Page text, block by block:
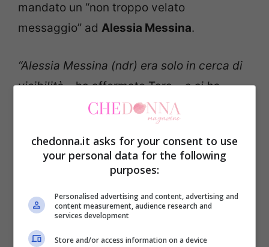
mandato un “non troppo velato
messaggio” ad Alessia Messina.
“Alessia Messina (ndr) era solo in cerca di
visibilità– ha affermato Tara –e ci ha
usato per averla. Ci sono state donne che
hanno cercato di mettersi in mezzo
facendo le stupidine. E io ci impazzivo e
sottoponevo Cristian a veri e propri
chedonna.it asks for your consent to use
your personal data for the following
purposes:
Personalised advertising and content, advertising and
content measurement, audience research and
services development
Store and/or access information on a device